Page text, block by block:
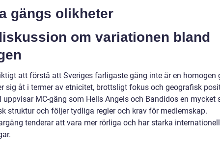
gängs olikheter
om variationen bland
att förstå att Sveriges farligaste gäng inte är en homogen
sig åt i termer av etnicitet, brottsligt fokus och geografisk
uppvisar MC-gäng som Hells Angels och Bandidos en mycket
struktur och följer tydliga regler och krav för medlemskap.
tenderar att vara mer rörliga och har starka